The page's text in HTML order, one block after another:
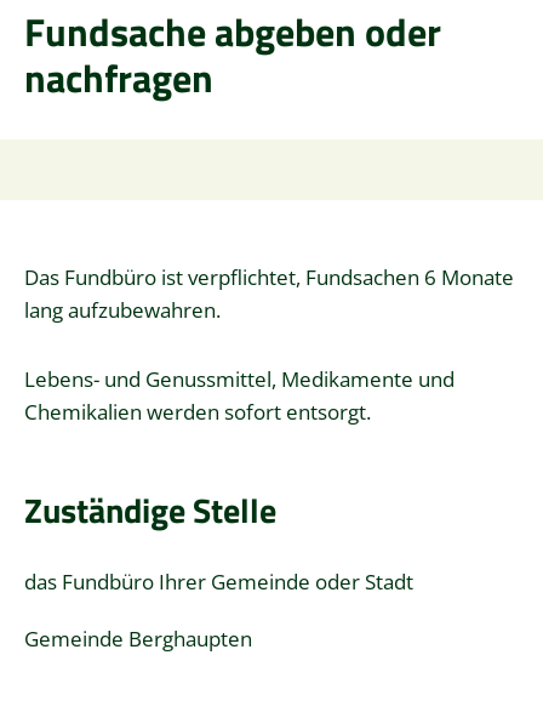
Fundsache abgeben oder
nachfragen
Das Fundbüro ist verpflichtet, Fundsachen 6 Monate
lang aufzubewahren.
Lebens- und Genussmittel, Medikamente und
Chemikalien werden sofort entsorgt.
Zuständige Stelle
das Fundbüro Ihrer Gemeinde oder Stadt
Gemeinde Berghaupten